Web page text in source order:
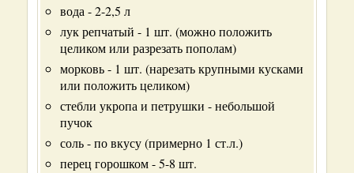
вода - 2-2,5 л
лук репчатый - 1 шт. (можно положить
целиком или разрезать пополам)
морковь - 1 шт. (нарезать крупными кусками
или положить целиком)
стебли укропа и петрушки - небольшой
пучок
соль - по вкусу (примерно 1 ст.л.)
перец горошком - 5-8 шт.